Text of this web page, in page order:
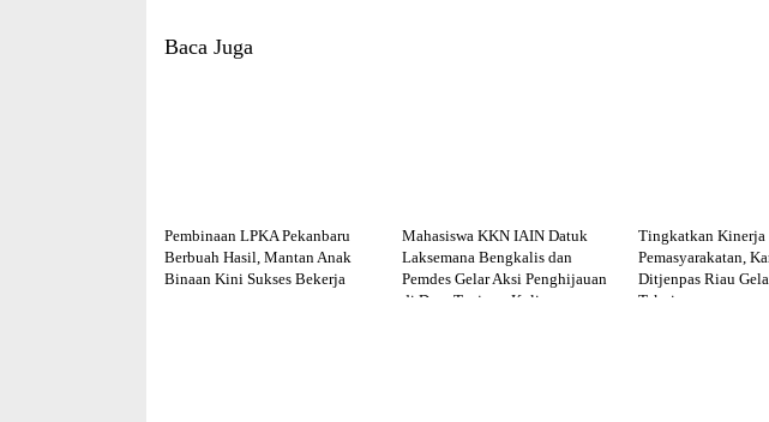
Baca Juga
Pembinaan LPKA Pekanbaru
Berbuah Hasil, Mantan Anak
Binaan Kini Sukses Bekerja
Mahasiswa KKN IAIN Datuk
Laksemana Bengkalis dan
Pemdes Gelar Aksi Penghijauan
di Desa Tanjung Kulim
Tingkatkan Kinerja
Pemasyarakatan,
Ditjenpas Riau
Teknis